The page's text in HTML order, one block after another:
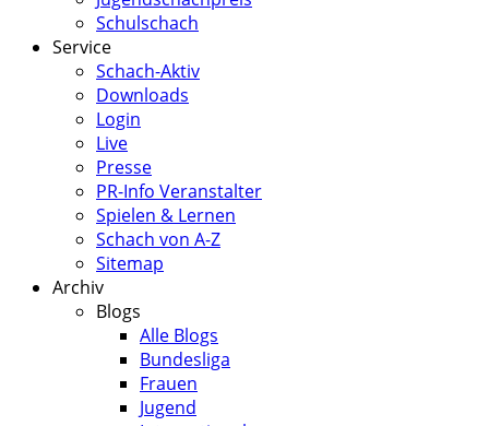
Schulschach
Service
Schach-Aktiv
Downloads
Login
Live
Presse
PR-Info Veranstalter
Spielen & Lernen
Schach von A-Z
Sitemap
Archiv
Blogs
Alle Blogs
Bundesliga
Frauen
Jugend